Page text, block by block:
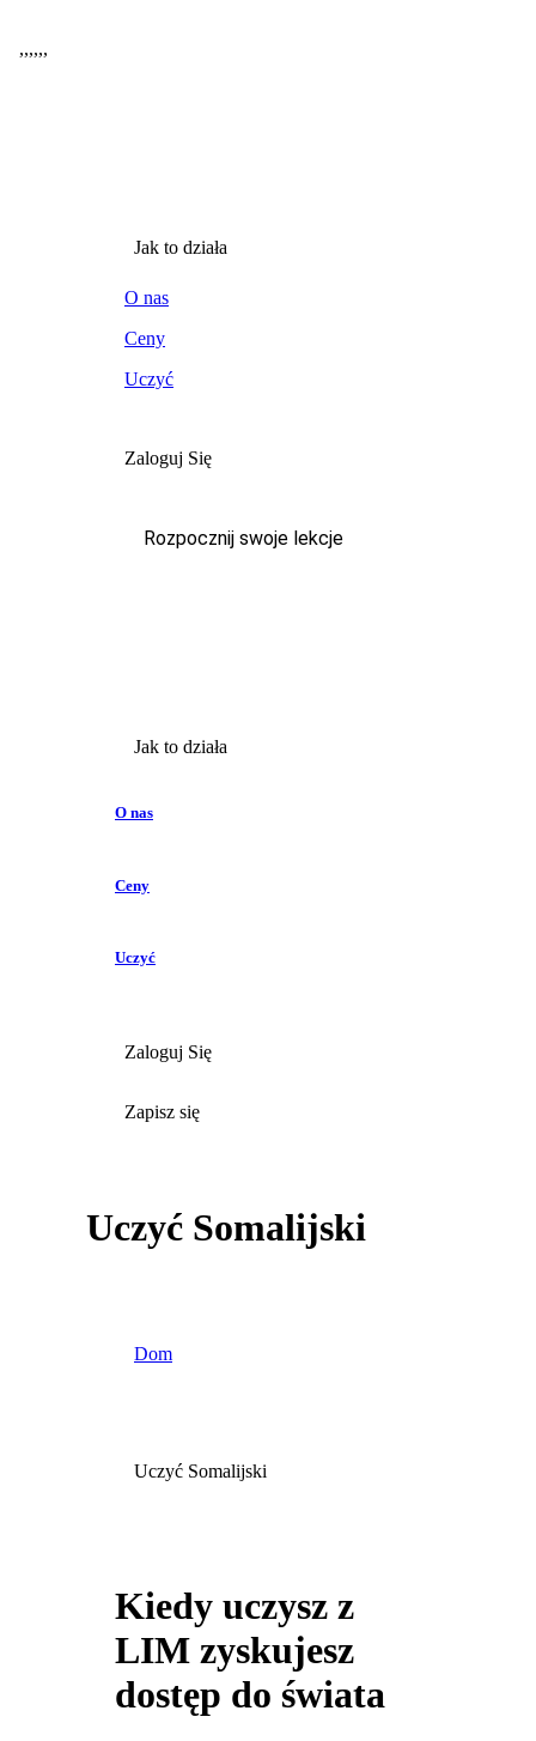
,,,,,,
Jak to działa
O nas
Ceny
Uczyć
Zaloguj Się
Rozpocznij swoje lekcje
Jak to działa
O nas
Ceny
Uczyć
Zaloguj Się
Zapisz się
Uczyć Somalijski
Dom
Uczyć Somalijski
Kiedy uczysz z
LIM zyskujesz
dostęp do świata